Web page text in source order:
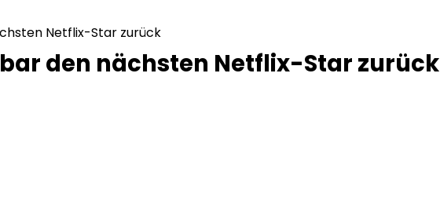
Netflix-Star zurück
den nächsten Netflix-Star zurück